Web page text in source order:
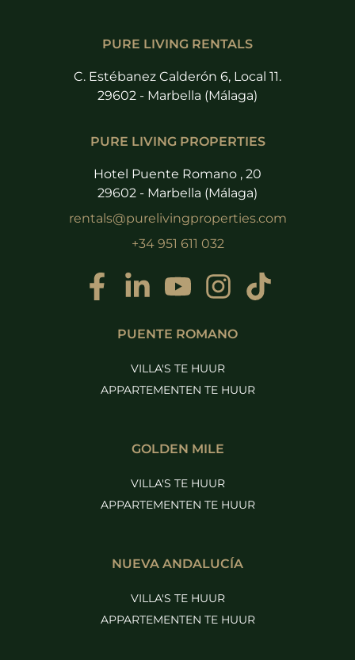
PURE LIVING RENTALS
C. Estébanez Calderón 6, Local 11.
29602 - Marbella (Málaga)
PURE LIVING PROPERTIES
Hotel Puente Romano , 20
29602 - Marbella (Málaga)
rentals@purelivingproperties.com
+34 951 611 032
PUENTE ROMANO
VILLA'S TE HUUR
APPARTEMENTEN TE HUUR
GOLDEN MILE
VILLA'S TE HUUR
APPARTEMENTEN TE HUUR
NUEVA ANDALUCÍA
VILLA'S TE HUUR
APPARTEMENTEN TE HUUR